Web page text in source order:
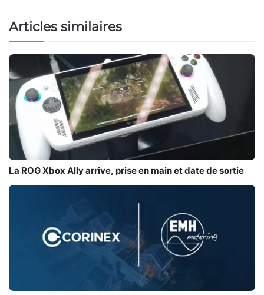
Articles similaires
La ROG Xbox Ally arrive, prise en main et date de sortie